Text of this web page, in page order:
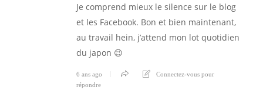
Je comprend mieux le silence sur le blog
et les Facebook. Bon et bien maintenant,
au travail hein, j’attend mon lot quotidien
du japon 😉
6 ans ago
Connectez-vous pour
répondre